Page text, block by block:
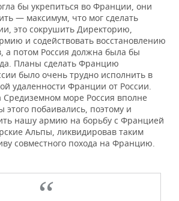
бы укрепиться во Франции, они
— максимум, что мог сделать
это сокрушить Директорию,
и содействовать восстановлению
а потом Россия должна была бы
Планы сделать Францию
было очень трудно исполнить в
удаленности Франции от России.
Средиземном море Россия вполне
этого побаивались, поэтому и
нашу армию на борьбу с Францией
Альпы, ликвидировав таким
совместного похода на Францию.